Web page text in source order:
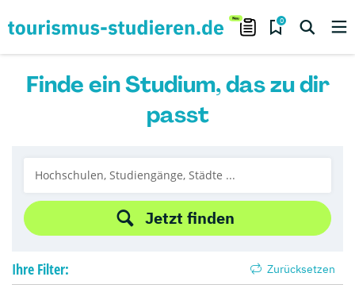
0
Finde ein Studium, das zu dir
passt
Jetzt finden
Ihre Filter: Zurücksetzen